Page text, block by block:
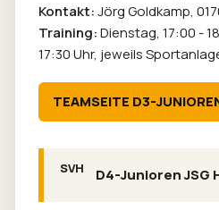
Kontakt:Jörg Goldkamp,
Training:Dienstag, 17:00 -
17:30 Uhr, jeweils
TEAMSEITE D3-
D4-Junioren JSG